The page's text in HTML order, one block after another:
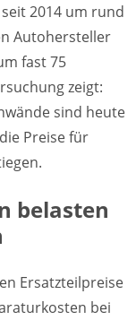
2014 um rund
Autohersteller
fast 75
zeigt:
sind heute
Preise für
belasten
Ersatzteilpreise
bei